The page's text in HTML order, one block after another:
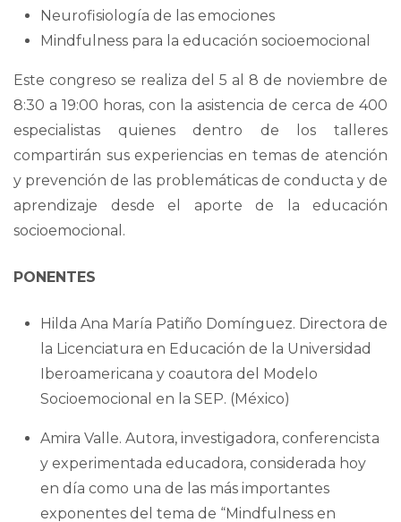
Neurofisiología de las emociones
Mindfulness para la educación socioemocional
Este congreso se realiza del 5 al 8 de noviembre de
8:30 a 19:00 horas, con la asistencia de cerca de 400
especialistas quienes dentro de los talleres
compartirán sus experiencias en temas de atención
y prevención de las problemáticas de conducta y de
aprendizaje desde el aporte de la educación
socioemocional.
PONENTES
Hilda Ana María Patiño Domínguez. Directora de
la Licenciatura en Educación de la Universidad
Iberoamericana y coautora del Modelo
Socioemocional en la SEP. (México)
Amira Valle. Autora, investigadora, conferencista
y experimentada educadora, considerada hoy
en día como una de las más importantes
exponentes del tema de “Mindfulness en